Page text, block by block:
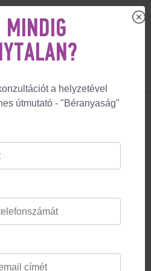
BÉRANYASÁGI PROGRAM
MINDIG
a helyzetével
útmutató - "Béranyaság"